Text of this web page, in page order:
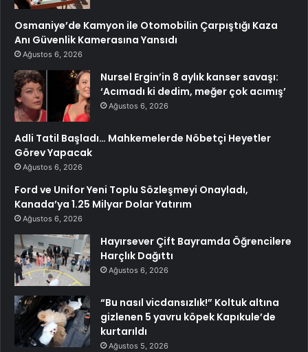
Osmaniye’de Kamyon ile Otomobilin Çarpıştığı Kaza
Anı Güvenlik Kamerasına Yansıdı
Ağustos 6, 2026
Nursel Ergin’in 8 aylık kanser savaşı:
‘Acımadı ki dedim, meğer çok acımış’
Ağustos 6, 2026
Adli Tatil Başladı… Mahkemelerde Nöbetçi Heyetler
Görev Yapacak
Ağustos 6, 2026
Ford ve Unifor Yeni Toplu Sözleşmeyi Onayladı,
Kanada’ya 1.25 Milyar Dolar Yatırım
Ağustos 6, 2026
Hayırsever Çift Bayramda Öğrencilere
Harçlık Dağıttı
Ağustos 6, 2026
“Bu nasıl vicdansızlık!” Koltuk altına
gizlenen 5 yavru köpek Kapıkule’de
kurtarıldı
Ağustos 5, 2026